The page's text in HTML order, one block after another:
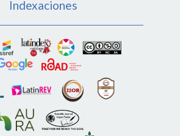
Indexaciones